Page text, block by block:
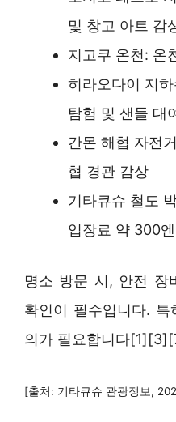
및 창고 아트 감
지고쿠 온천: 온
히라오다이 지
탐험 및 샌들 대
간몬 해협 자전
협 경관 감상
기타큐슈 철도
입장료 약 300엔
명소 방문 시, 안전 장
확인이 필수입니다.
의가 필요합니다
[출처: 기타큐슈 관광정보,